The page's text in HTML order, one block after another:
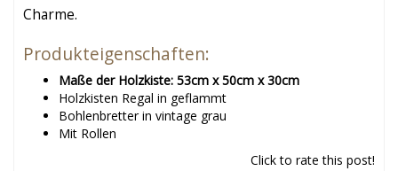
Charme.
Produkteigenschaften:
Maße der Holzkiste: 53cm x 50cm x 30cm
Holzkisten Regal in geflammt
Bohlenbretter in vintage grau
Mit Rollen
Click to rate this post!